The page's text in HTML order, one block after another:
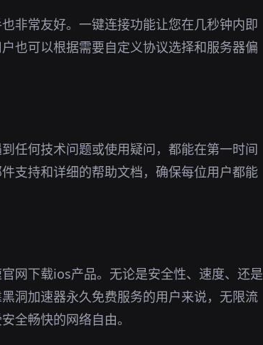
非常友好。一键连接功能让您在几秒钟内即
也可以根据需要自定义协议选择和服务器偏
任何技术问题或使用疑问，都能在第一时间
支持和详细的帮助文档，确保每位用户都能
网下载ios产品。无论是安全性、速度、还是
洞加速器永久免费服务的用户来说，无限流
全畅快的网络自由。